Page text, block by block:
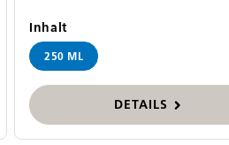
Inhaltauswählen
250 ML
DETAILS